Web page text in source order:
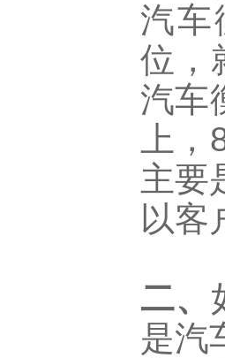
汽车
位，
汽车
上，
主要
以客
二、
是汽